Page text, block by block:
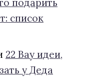
подарить
список
22 Вау идеи,
у Деда